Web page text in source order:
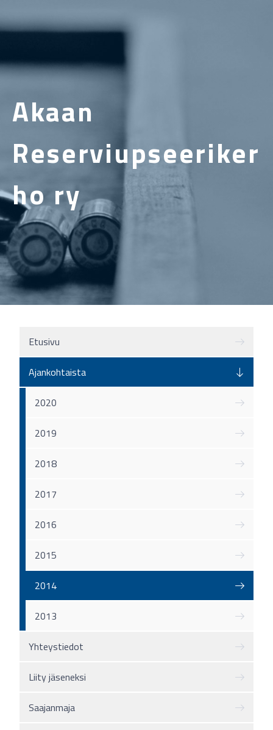
Akaan
Reserviupseeriker
ho ry
Etusivu
Ajankohtaista
2020
2019
2018
2017
2016
2015
2014
2013
Yhteystiedot
Liity jäseneksi
Saajanmaja